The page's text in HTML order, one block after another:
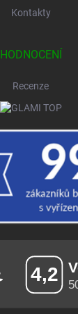
Kontakty
HODNOCENÍ
Recenze